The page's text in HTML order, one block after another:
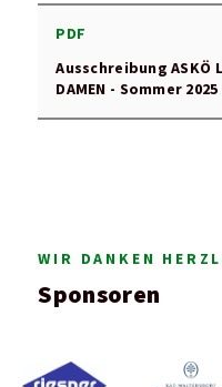
PDF
Ausschreibung
DAMEN - Sommer 2025
WIR DANKEN
Sponsoren